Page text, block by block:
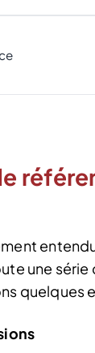
une série
quelques